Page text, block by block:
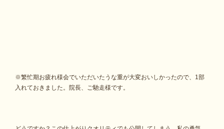
※繁忙期お疲れ様会でいただいたうな重が大変おいしかったので、1部
入れておきました。院長、ご馳走様です。